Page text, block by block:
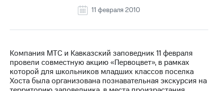
информация
Контакты
Медиа-центр
Пресс-
релизы
11 февраля 2010
Компания МТС и Кавказский заповедник 11 февраля
провели совместную акцию «Первоцвет», в рамках
которой для школьников младших классов поселка
Хоста была организована познавательная экскурсия на